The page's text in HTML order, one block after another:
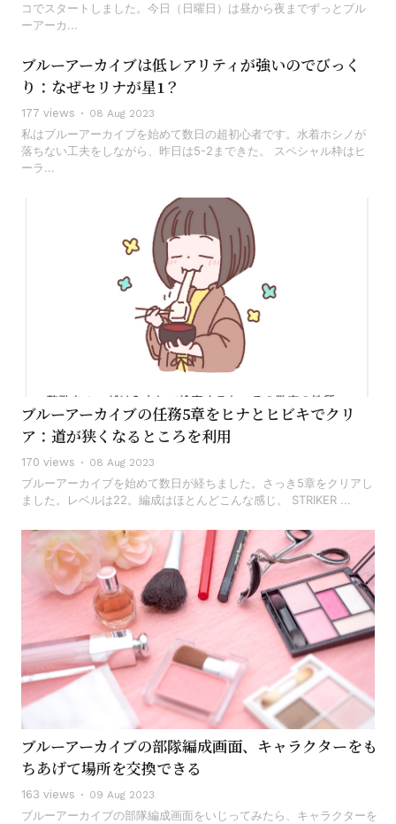
コでスタートしました。今日（日曜日）は昼から夜までずっとブル
ーアーカ...
ブルーアーカイブは低レアリティが強いのでびっく
り：なぜセリナが星1？
177 views 08 Aug 2023
私はブルーアーカイブを始めて数日の超初心者です。水着ホシノが
落ちない工夫をしながら、昨日は5-2まできた。 スペシャル枠はヒ
ーラ...
ブルーアーカイブの任務5章をヒナとヒビキでクリ
ア：道が狭くなるところを利用
170 views 08 Aug 2023
ブルーアーカイブを始めて数日が経ちました。さっき5章をクリアし
ました。レベルは22。編成はほとんどこんな感じ。 STRIKER ...
ブルーアーカイブの部隊編成画面、キャラクターをも
ちあげて場所を交換できる
163 views 09 Aug 2023
ブルーアーカイブの部隊編成画面をいじってみたら、キャラクターを